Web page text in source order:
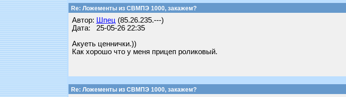
Re: Ложементы из СВМПЭ 1000, закажем?
Автор: Шпец (85.26.235.---)
Дата: 25-05-26 22:35
Акуеть ценнички.))
Как хорошо что у меня прицеп роликовый.
Re: Ложементы из СВМПЭ 1000, закажем?